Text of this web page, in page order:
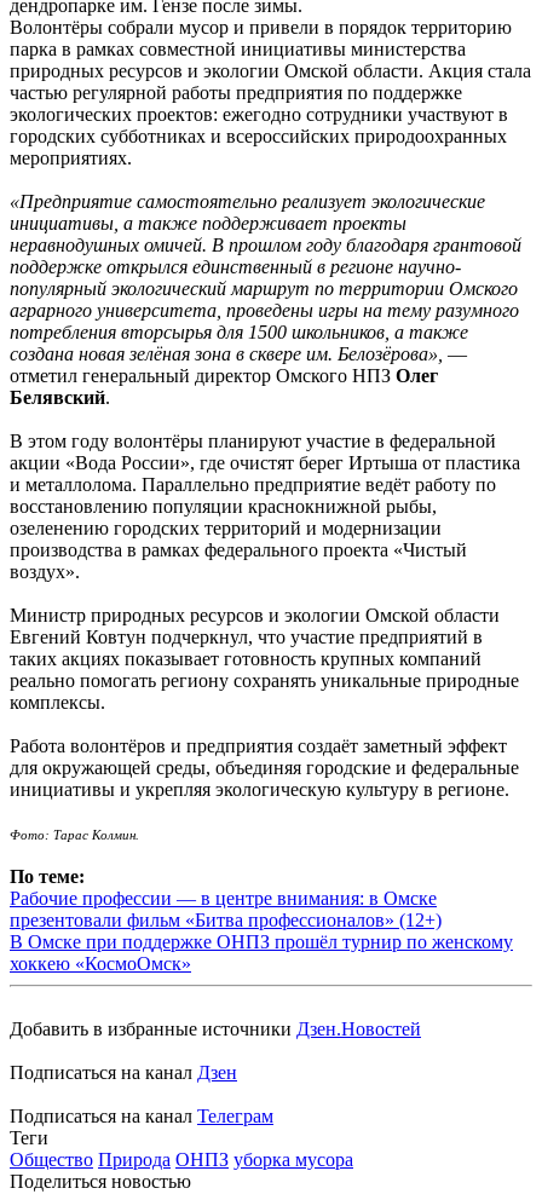
дендропарке им. Гензе после зимы.
Волонтёры собрали мусор и привели в порядок территорию
парка в рамках совместной инициативы министерства
природных ресурсов и экологии Омской области. Акция стала
частью регулярной работы предприятия по поддержке
экологических проектов: ежегодно сотрудники участвуют в
городских субботниках и всероссийских природоохранных
мероприятиях.
«Предприятие самостоятельно реализует экологические
инициативы, а также поддерживает проекты
неравнодушных омичей. В прошлом году благодаря грантовой
поддержке открылся единственный в регионе научно-
популярный экологический маршрут по территории Омского
аграрного университета, проведены игры на тему разумного
потребления вторсырья для 1500 школьников, а также
создана новая зелёная зона в сквере им. Белозёрова», —
отметил генеральный директор Омского НПЗ Олег
Белявский.
В этом году волонтёры планируют участие в федеральной
акции «Вода России», где очистят берег Иртыша от пластика
и металлолома. Параллельно предприятие ведёт работу по
восстановлению популяции краснокнижной рыбы,
озеленению городских территорий и модернизации
производства в рамках федерального проекта «Чистый
воздух».
Министр природных ресурсов и экологии Омской области
Евгений Ковтун подчеркнул, что участие предприятий в
таких акциях показывает готовность крупных компаний
реально помогать региону сохранять уникальные природные
комплексы.
Работа волонтёров и предприятия создаёт заметный эффект
для окружающей среды, объединяя городские и федеральные
инициативы и укрепляя экологическую культуру в регионе.
Фото: Тарас Колмин.
По теме:
Рабочие профессии — в центре внимания: в Омске
презентовали фильм «Битва профессионалов» (12+)
В Омске при поддержке ОНПЗ прошёл турнир по женскому
хоккею «КосмоОмск»
Добавить в избранные источники Дзен.Новостей
Подписаться на канал Дзен
Подписаться на канал Телеграм
Теги
Общество Природа ОНПЗ уборка мусора
Поделиться новостью